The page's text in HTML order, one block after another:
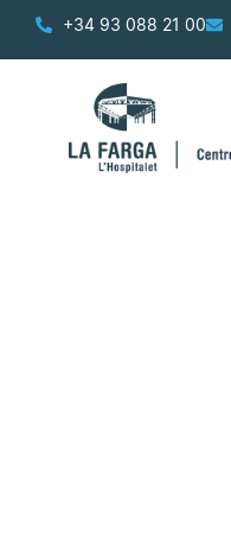
+34 93 088 21 00